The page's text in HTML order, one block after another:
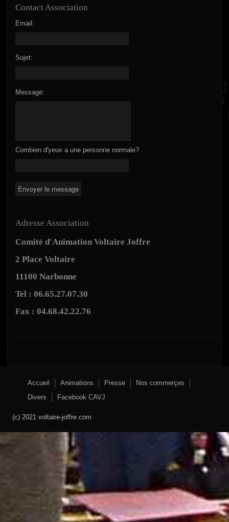
Contact Association
Email:
Sujet:
Message:
Combien d'yeux a une personne normale?
Adresse Association
Comité d'Animation Voltaire Joffre
2 Place Voltaire
11100 Narbonne
Tel : 06.65.27.07.30
Fax : 04.68.42.22.76
Accueil Animations Presse
Nos commerçes
Divers
Facebook CAVJ
(c) 2021 voltaire-joffre.com